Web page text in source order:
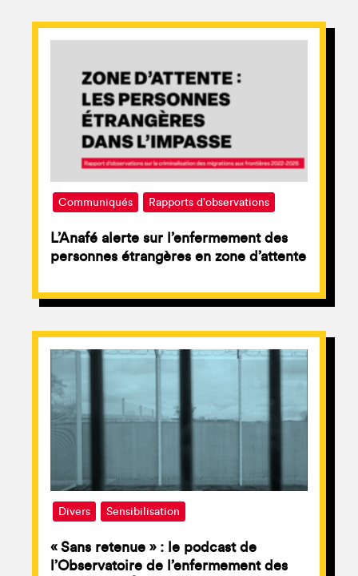
Communiqués Rapports d'observations
L’Anafé alerte sur l’enfermement des
personnes étrangères en zone d’attente
Divers Sensibilisation
« Sans retenue » : le podcast de
l’Observatoire de l’enfermement des